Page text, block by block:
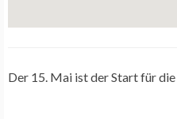
Der 15. Mai ist derStartfür die